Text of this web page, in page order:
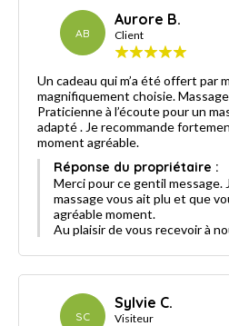
AB
Aurore B.
Client
Un cadeau qui m’a été offert par
magnifiquement choisie.
Praticienne à l’écoute pour un
adapté . Je recommande
moment agréable.
Réponse du propriétaire :
Merci pour ce gentil message.
massage vous ait plu et que
agréable moment.
Au plaisir de vous recevoir à
SC
Sylvie C.
Visiteur